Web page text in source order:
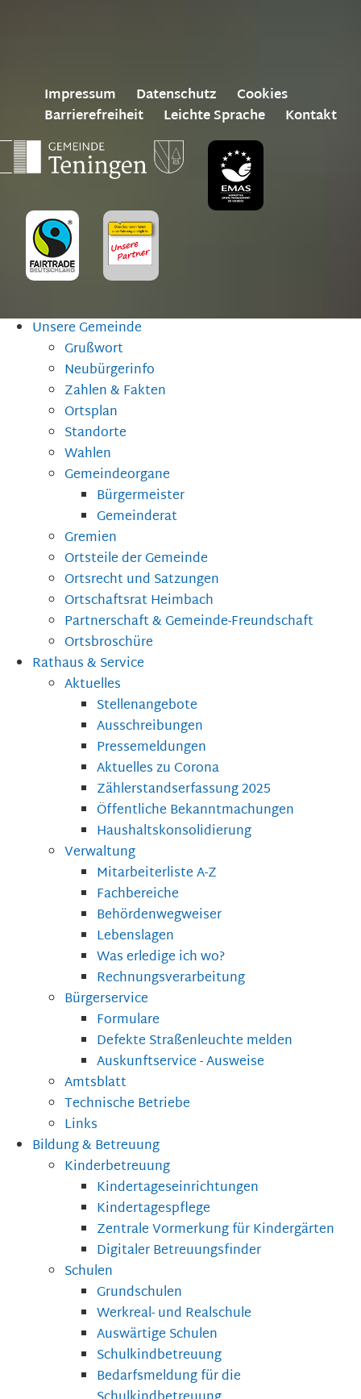
Impressum Datenschutz
Cookies
Barrierefreiheit
Leichte Sprache Kontakt
Unsere Gemeinde
Grußwort
Neubürgerinfo
Zahlen & Fakten
Ortsplan
Standorte
Wahlen
Gemeindeorgane
Bürgermeister
Gemeinderat
Gremien
Ortsteile der Gemeinde
Ortsrecht und Satzungen
Ortschaftsrat Heimbach
Partnerschaft & Gemeinde-Freundschaft
Ortsbroschüre
Rathaus & Service
Aktuelles
Stellenangebote
Ausschreibungen
Pressemeldungen
Aktuelles zu Corona
Zählerstandserfassung 2025
Öffentliche Bekanntmachungen
Haushaltskonsolidierung
Verwaltung
Mitarbeiterliste A-Z
Fachbereiche
Behördenwegweiser
Lebenslagen
Was erledige ich wo?
Rechnungsverarbeitung
Bürgerservice
Formulare
Defekte Straßenleuchte melden
Auskunftservice - Ausweise
Amtsblatt
Technische Betriebe
Links
Bildung & Betreuung
Kinderbetreuung
Kindertageseinrichtungen
Kindertagespflege
Zentrale Vormerkung für Kindergärten
Digitaler Betreuungsfinder
Schulen
Grundschulen
Werkreal- und Realschule
Auswärtige Schulen
Schulkindbetreuung
Bedarfsmeldung für die